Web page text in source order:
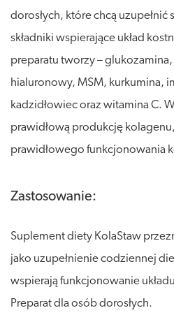
dorosłych, które chcą
składniki wspierające układ
preparatu tworzy –
hialuronowy, MSM, kurkumina,
kadzidłowiec oraz witamina C.
prawidłową produkcję
prawidłowego funkcjonowania
Zastosowanie:
Suplement diety KolaStaw
jako uzupełnienie codziennej
wspierają funkcjonowanie
Preparat dla osób dorosłych.